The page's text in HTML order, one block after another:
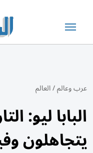
عرب وعالم/العالم
البابا ليو:
يتجاهلون